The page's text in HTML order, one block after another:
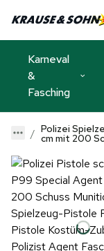
Karneval
&
Fasching
Polizei
cm mit 200